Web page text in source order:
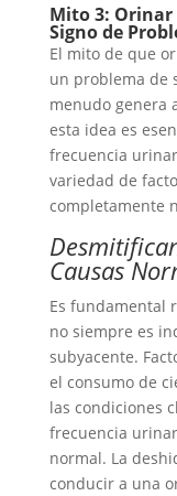
Mito 3: Orinar
Signo de
El mito de que
un problema de
menudo genera
esta idea es
frecuencia
variedad de
completamente
Causas
Es fundamental
no siempre es
subyacente.
el consumo de
las condiciones
frecuencia
normal. La
conducir a una